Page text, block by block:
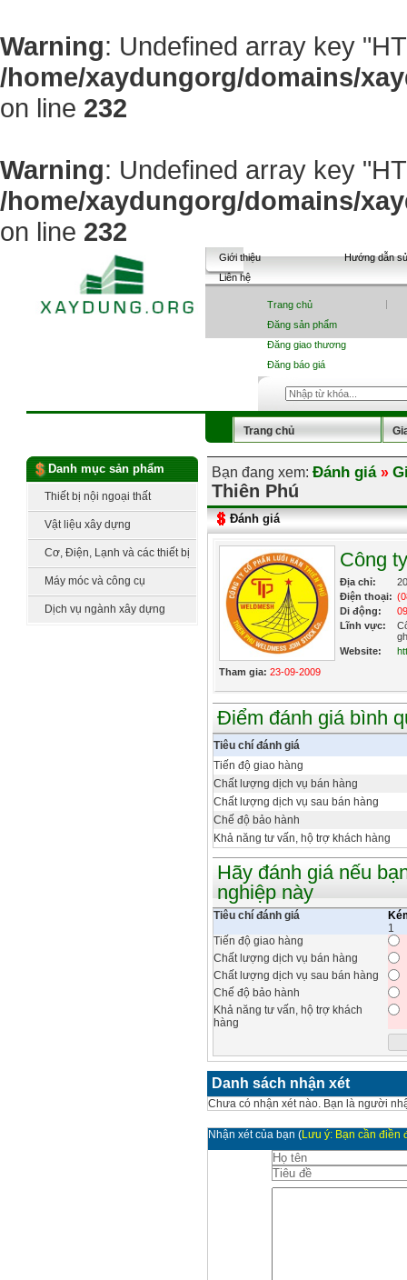
Warning: Undefined array key
/home/xaydungorg/domains/
on line 232
Warning: Undefined array key
/home/xaydungorg/domains/
on line 232
Giới thiệu
Hướng dẫn
Liên hệ
Trang chủ
Đăng sản phẩm
Đăng giao thương
Đăng báo giá
Trang chủ
Sản phẩm Tin tức
Báo giá vật liệu
Danh mục sản phẩm
Thiết bị nội ngoại thất
Vật liệu xây dựng
Cơ, Điện, Lạnh và các thiết bị
công nghệ
Máy móc và công cụ
Dịch vụ ngành xây dựng
Bạn đang xem: Đánh giá »
Thiên Phú
Đánh giá
Tham gia: 23-09-2009
Công
Địa chỉ:
Điện thoại:
Di động:
Lĩnh vực:
Website:
Điểm đánh giá bình
Tiêu chí đánh giá
Tiến độ giao hàng
Chất lượng dịch vụ bán hàng
Chất lượng dịch vụ sau bán hàng
Chế độ bảo hành
Khả năng tư vấn, hộ trợ khách hàng
Hãy đánh giá nếu
nghiệp này
Tiêu chí đánh giá
1
Tiến độ giao hàng
Chất lượng dịch vụ bán hàng
Chất lượng dịch vụ sau bán hàng
Chế độ bảo hành
Khả năng tư vấn, hộ trợ khách
hàng
Danh sách nhận xét
Chưa có nhận xét nào. Bạn là người
Nhận xét của bạn (Lưu ý: Bạn cần điền